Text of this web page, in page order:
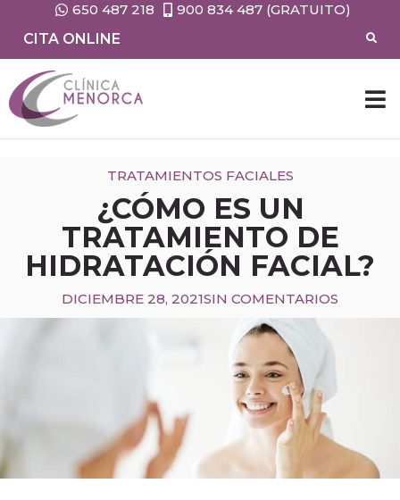
650 487 218
900 834 487 (GRATUITO)
CITA ONLINE
TRATAMIENTOS FACIALES
¿CÓMO ES UN
TRATAMIENTO DE
HIDRATACIÓN FACIAL?
DICIEMBRE 28, 2021SIN COMENTARIOS